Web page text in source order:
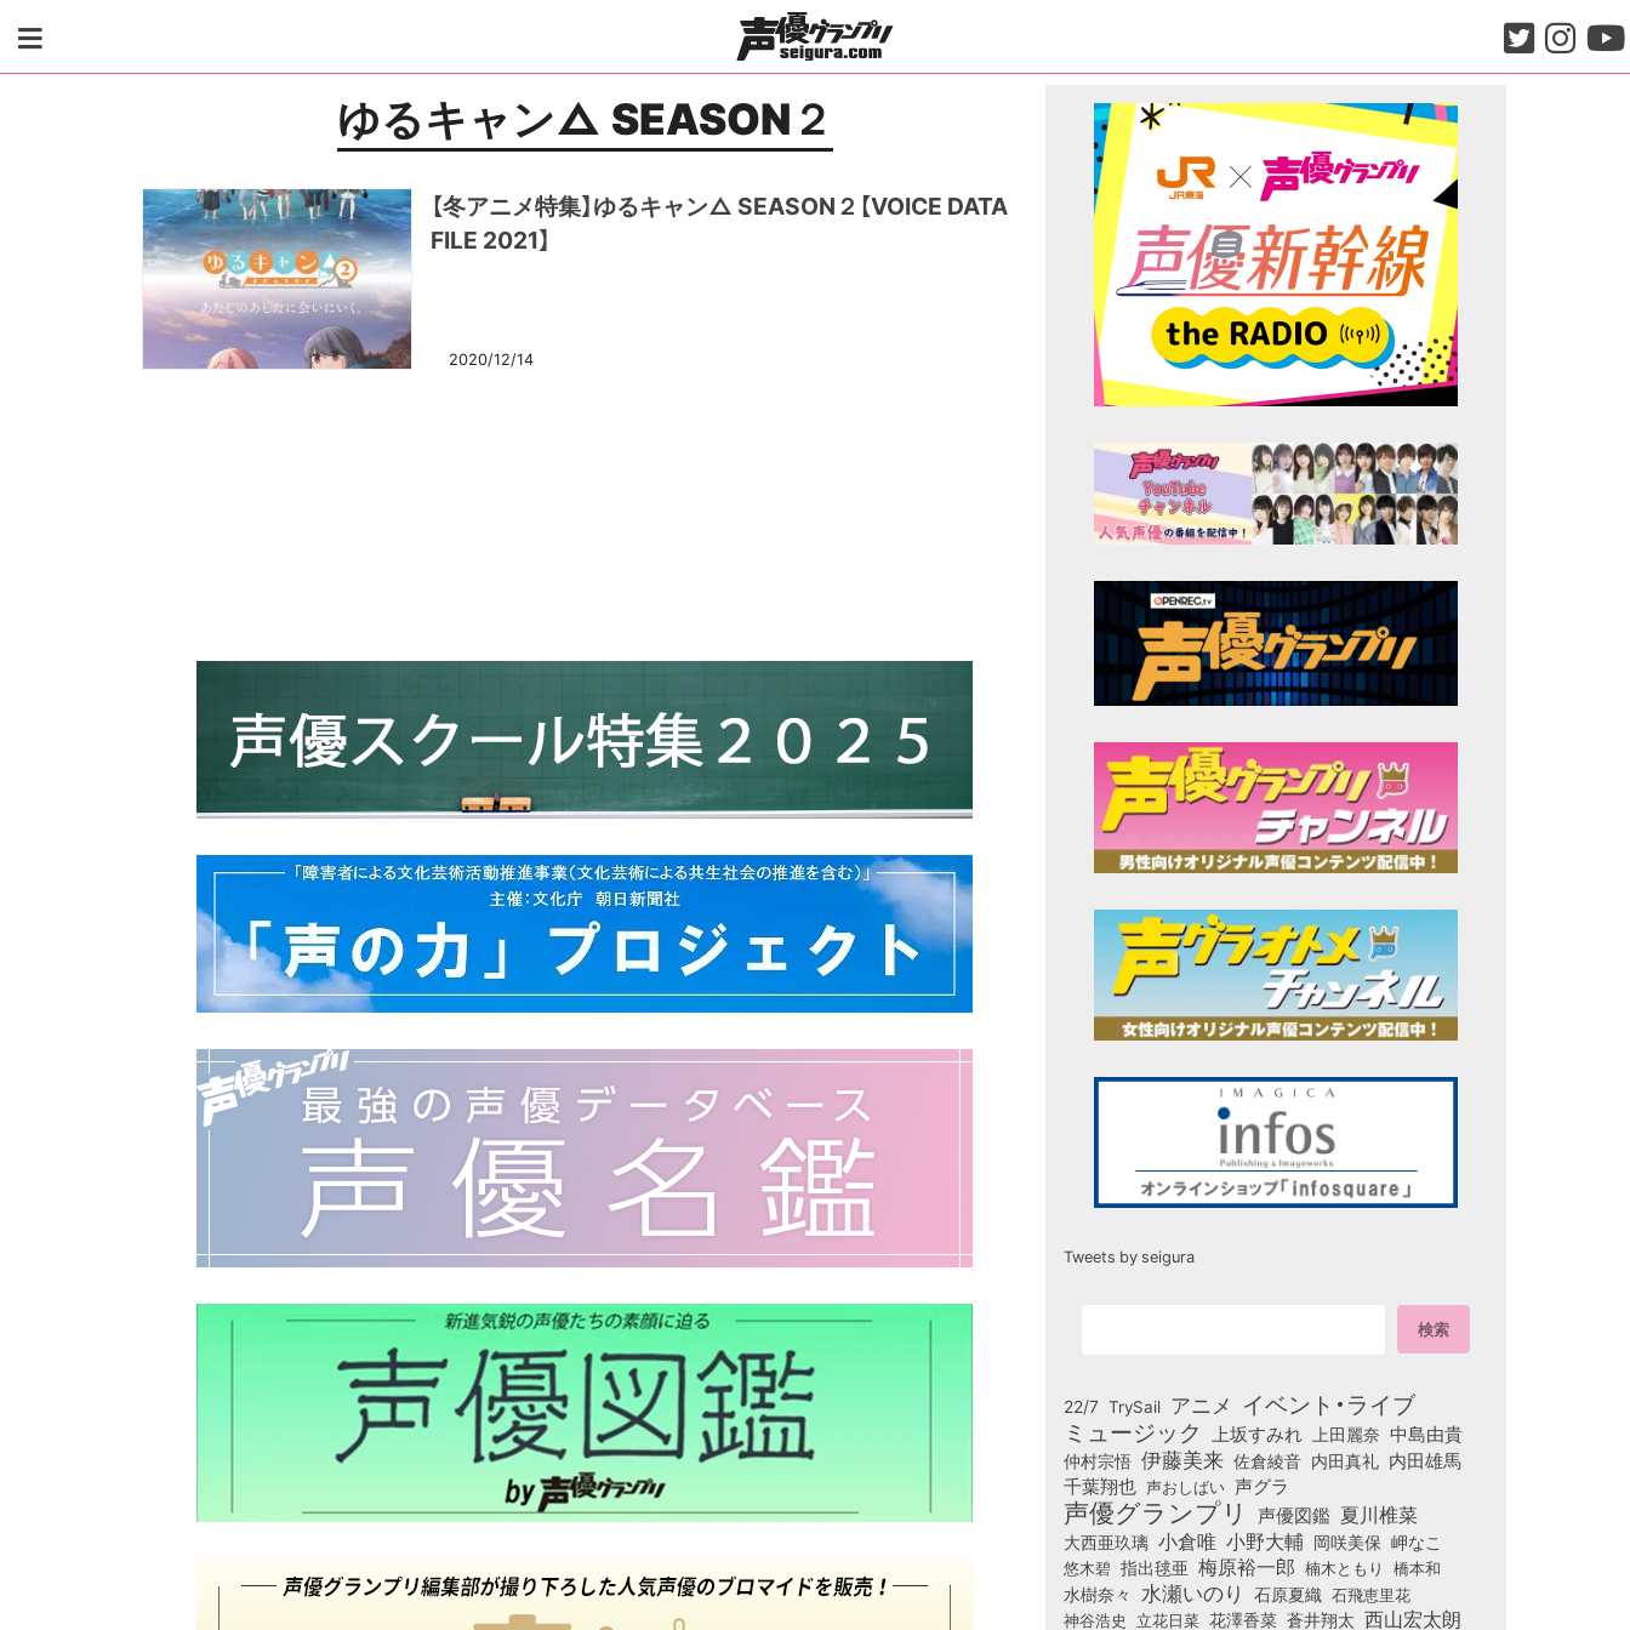
content
ゆるキャン△ SEASON２
【冬アニメ特集】ゆるキャン△ SEASON２【VOICE DATA
FILE 2021】
2020/12/14
Tweets by seigura
22/7 TrySail アニメ イベント・ライブ
ミュージック 上坂すみれ 上田麗奈 中島由貴
仲村宗悟 伊藤美来 佐倉綾音 内田真礼 内田雄馬
千葉翔也 声おしばい 声グラ
声優グランプリ 声優図鑑 夏川椎菜
大西亜玖璃 小倉唯 小野大輔 岡咲美保 岬なこ
悠木碧 指出毬亜 梅原裕一郎 楠木ともり 橋本和
水樹奈々 水瀬いのり 石原夏織 石飛恵里花
神谷浩史 立花日菜 花澤香菜 蒼井翔太 西山宏太朗